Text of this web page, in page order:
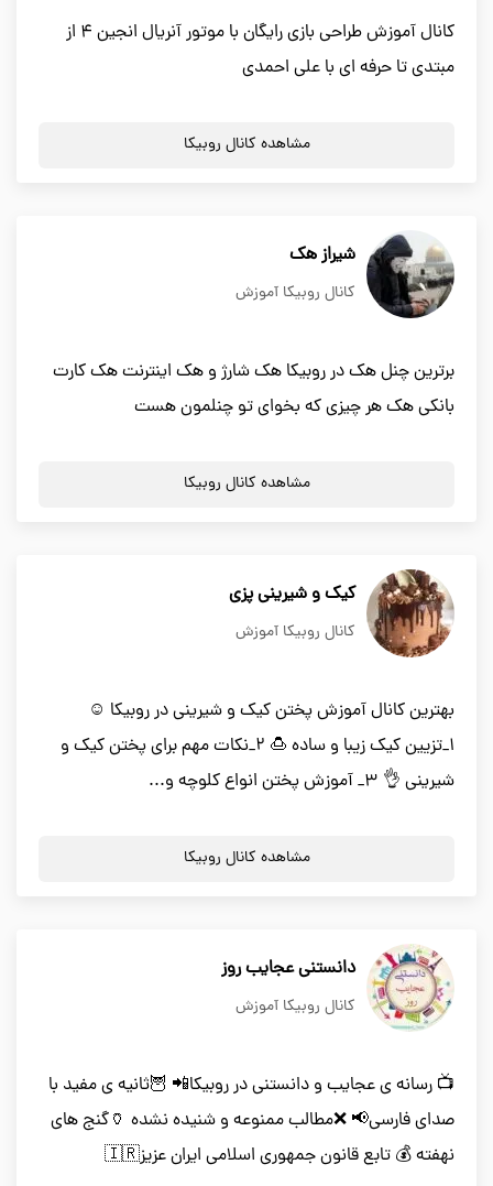
کانال آموزش طراحی بازی رایگان با موتور آنریال انجین ۴ از
مبتدی تا حرفه ای با علی احمدی
مشاهده کانال روبیکا
شیراز هک
کانال روبیکا آموزش
برترین چنل هک در روبیکا هک شارژ و هک اینترنت هک کارت
بانکی هک هر چیزی که بخوای تو چنلمون هست
مشاهده کانال روبیکا
کیک و شیرینی پزی
کانال روبیکا آموزش
بهترین کانال آموزش پختن کیک و شیرینی در روبیکا ☺
۱_تزیین کیک زیبا و ساده 🍮 ۲_نکات مهم برای پختن کیک و
شیرینی 👌 ۳_ آموزش پختن انواع کلوچه و...
مشاهده کانال روبیکا
دانستنی عجایب روز
کانال روبیکا آموزش
📺 رسانه ی عجایب و دانستنی در روبیکا📲 🦉ثانیه ی مفید با
صدای فارسی📢 ❌مطالب ممنوعه و شنیده نشده 🏺گنج های
نهفته 💰 تابع قانون جمهوری اسلامی ایران عزیز🇮🇷